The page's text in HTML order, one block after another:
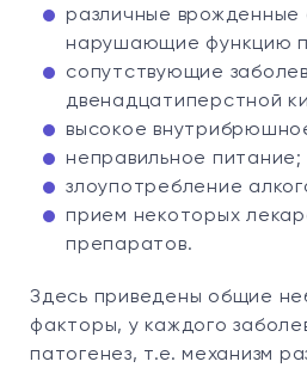
различные врожденные
нарушающие функцию
сопутствующие
двенадцатиперстной
высокое
неправильное питание;
злоупотребление
прием некоторых
препаратов.
Здесь приведены общие
факторы, у каждого
патогенез, т.е. механизм